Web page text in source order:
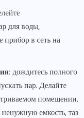
для воды,
прибор в сеть на
дождитесь полного
пар. Делайте
помещении,
емкость, таз